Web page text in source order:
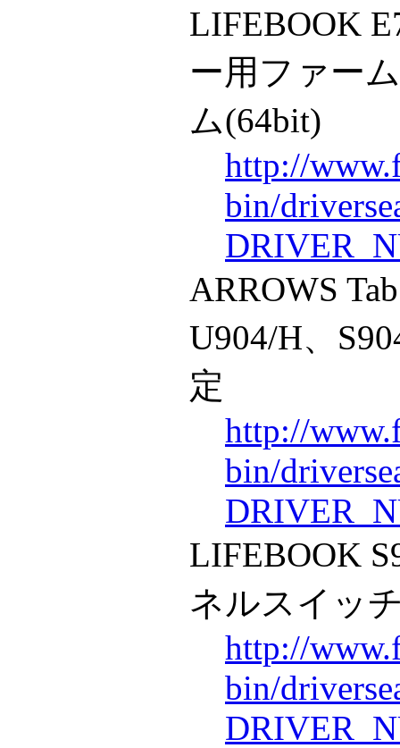
LIFEBOOK
ー用ファー
ム(64bit)
http://
bin/
ARROWS
U904/H、
定
http://
bin/
LIFEBOOK
ネルスイッ
http://
bin/